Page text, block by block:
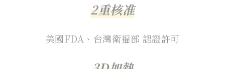
2重核准
美國FDA、台灣衛福部 認證許可